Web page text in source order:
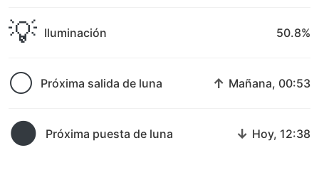
💡 Iluminación 50.8%
🌕 Próxima salida de luna ↑ Mañana, 00:53
🌑 Próxima puesta de luna ↓ Hoy, 12:38